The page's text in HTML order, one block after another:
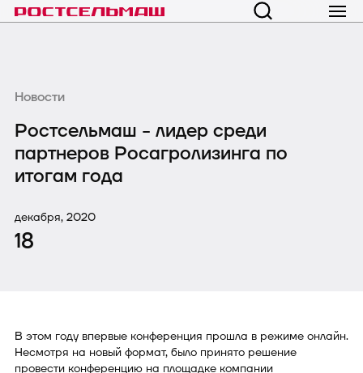
Новости
Ростсельмаш - лидер среди
партнеров Росагролизинга по
итогам года
декабря, 2020
18
В этом году впервые конференция прошла в режиме онлайн.
Несмотря на новый формат, было принято решение
провести конференцию на площадке компании